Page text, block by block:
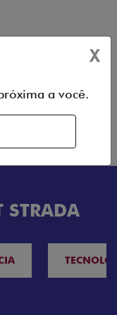
STRADA
X
a você.